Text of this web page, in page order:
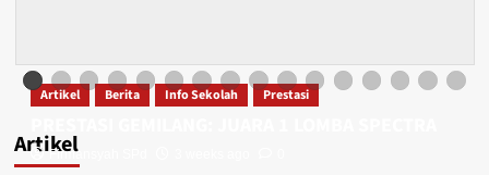
Artikel
Artikel Berita Info Sekolah Prestasi
Firmansyah SPd